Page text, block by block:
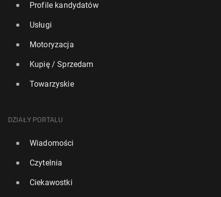
Profile kandydatów
Usługi
Motoryzacja
Kupię / Sprzedam
Towarzyskie
DZIAŁY PORTALU
Wiadomości
Czytelnia
Ciekawostki